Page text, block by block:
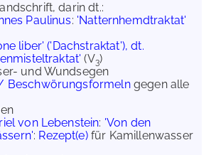
darin dt.:
Paulinus: 'Natternhemdtraktat'
liber' ('Dachstraktat'), dt.
(V3)
und Wundsegen
Beschwörungsformelngegen alle
von Lebenstein: 'Von den
: Rezept(e)für Kamillenwasser